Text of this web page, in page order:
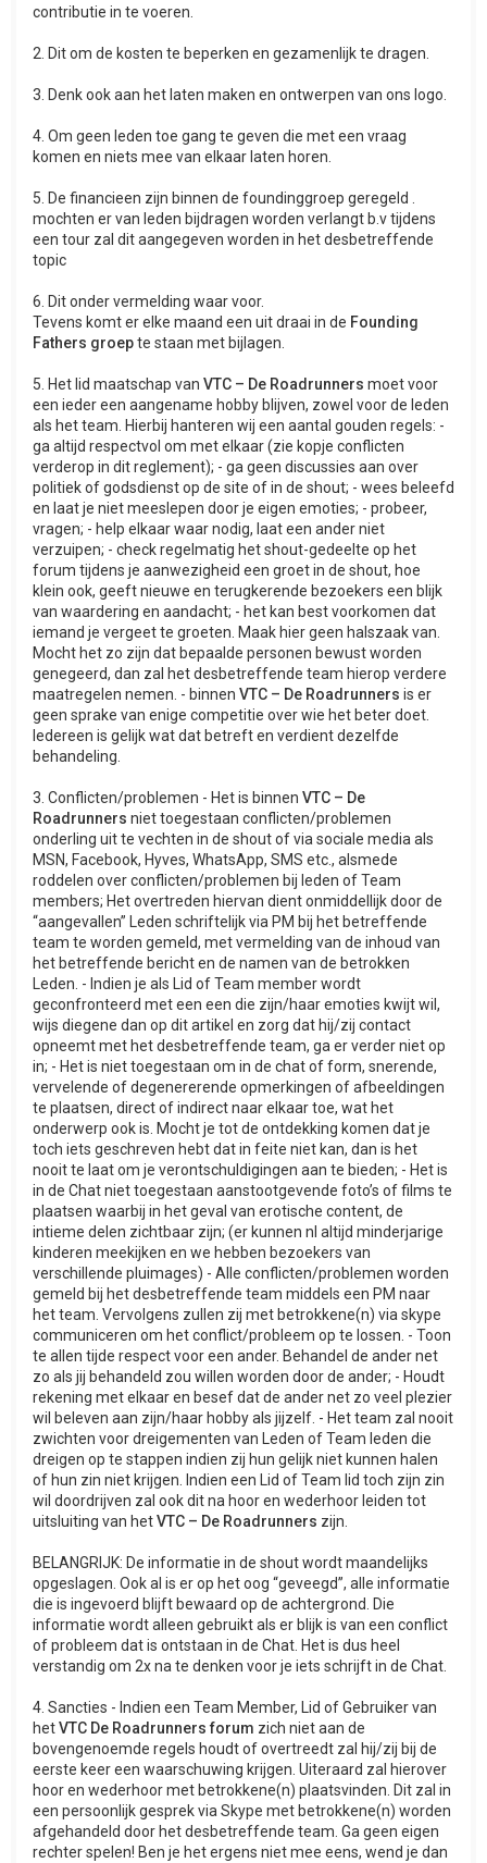
contributie in te voeren.
2. Dit om de kosten te beperken en gezamenlijk te dragen.
3. Denk ook aan het laten maken en ontwerpen van ons logo.
4. Om geen leden toe gang te geven die met een vraag
komen en niets mee van elkaar laten horen.
5. De financieen zijn binnen de foundinggroep geregeld .
mochten er van leden bijdragen worden verlangt b.v tijdens
een tour zal dit aangegeven worden in het desbetreffende
topic
6. Dit onder vermelding waar voor.
Tevens komt er elke maand een uit draai in de Founding
Fathers groepte staan met bijlagen.
5. Het lid maatschap van VTC – De Roadrunners moet voor
een ieder een aangename hobby blijven, zowel voor de leden
als het team. Hierbij hanteren wij een aantal gouden regels: -
ga altijd respectvol om met elkaar (zie kopje conflicten
verderop in dit reglement); - ga geen discussies aan over
politiek of godsdienst op de site of in de shout; - wees beleefd
en laat je niet meeslepen door je eigen emoties; - probeer,
vragen; - help elkaar waar nodig, laat een ander niet
verzuipen; - check regelmatig het shout-gedeelte op het
forum tijdens je aanwezigheid een groet in de shout, hoe
klein ook, geeft nieuwe en terugkerende bezoekers een blijk
van waardering en aandacht; - het kan best voorkomen dat
iemand je vergeet te groeten. Maak hier geen halszaak van.
Mocht het zo zijn dat bepaalde personen bewust worden
genegeerd, dan zal het desbetreffende team hierop verdere
maatregelen nemen. - binnen VTC – De Roadrunners is er
geen sprake van enige competitie over wie het beter doet.
Iedereen is gelijk wat dat betreft en verdient dezelfde
behandeling.
3. Conflicten/problemen - Het is binnen VTC – De
Roadrunners niet toegestaan conflicten/problemen
onderling uit te vechten in de shout of via sociale media als
MSN, Facebook, Hyves, WhatsApp, SMS etc., alsmede
roddelen over conflicten/problemen bij leden of Team
members; Het overtreden hiervan dient onmiddellijk door de
“aangevallen” Leden schriftelijk via PM bij het betreffende
team te worden gemeld, met vermelding van de inhoud van
het betreffende bericht en de namen van de betrokken
Leden. - Indien je als Lid of Team member wordt
geconfronteerd met een een die zijn/haar emoties kwijt wil,
wijs diegene dan op dit artikel en zorg dat hij/zij contact
opneemt met het desbetreffende team, ga er verder niet op
in; - Het is niet toegestaan om in de chat of form, snerende,
vervelende of degenererende opmerkingen of afbeeldingen
te plaatsen, direct of indirect naar elkaar toe, wat het
onderwerp ook is. Mocht je tot de ontdekking komen dat je
toch iets geschreven hebt dat in feite niet kan, dan is het
nooit te laat om je verontschuldigingen aan te bieden; - Het is
in de Chat niet toegestaan aanstootgevende foto’s of films te
plaatsen waarbij in het geval van erotische content, de
intieme delen zichtbaar zijn; (er kunnen nl altijd minderjarige
kinderen meekijken en we hebben bezoekers van
verschillende pluimages) - Alle conflicten/problemen worden
gemeld bij het desbetreffende team middels een PM naar
het team. Vervolgens zullen zij met betrokkene(n) via skype
communiceren om het conflict/probleem op te lossen. - Toon
te allen tijde respect voor een ander. Behandel de ander net
zo als jij behandeld zou willen worden door de ander; - Houdt
rekening met elkaar en besef dat de ander net zo veel plezier
wil beleven aan zijn/haar hobby als jijzelf. - Het team zal nooit
zwichten voor dreigementen van Leden of Team leden die
dreigen op te stappen indien zij hun gelijk niet kunnen halen
of hun zin niet krijgen. Indien een Lid of Team lid toch zijn zin
wil doordrijven zal ook dit na hoor en wederhoor leiden tot
uitsluiting van hetVTC – De Roadrunners zijn.
BELANGRIJK: De informatie in de shout wordt maandelijks
opgeslagen. Ook al is er op het oog “geveegd”, alle informatie
die is ingevoerd blijft bewaard op de achtergrond. Die
informatie wordt alleen gebruikt als er blijk is van een conflict
of probleem dat is ontstaan in de Chat. Het is dus heel
verstandig om 2x na te denken voor je iets schrijft in de Chat.
4. Sancties - Indien een Team Member, Lid of Gebruiker van
hetVTC De Roadrunners forum zich niet aan de
bovengenoemde regels houdt of overtreedt zal hij/zij bij de
eerste keer een waarschuwing krijgen. Uiteraard zal hierover
hoor en wederhoor met betrokkene(n) plaatsvinden. Dit zal in
een persoonlijk gesprek via Skype met betrokkene(n) worden
afgehandeld door het desbetreffende team. Ga geen eigen
rechter spelen! Ben je het ergens niet mee eens, wend je dan